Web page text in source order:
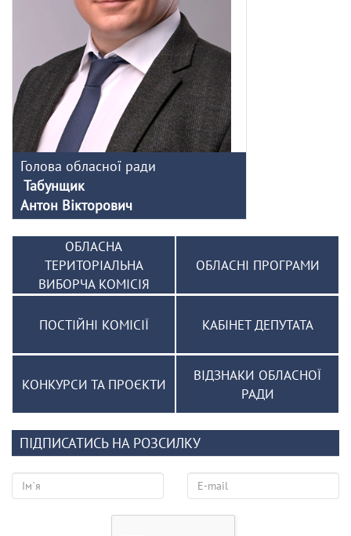
Голова обласної ради
Табунщик
Антон Вікторович
ОБЛАСНА
ТЕРИТОРІАЛЬНА
ВИБОРЧА КОМІСІЯ
ОБЛАСНІ ПРОГРАМИ
ПОСТІЙНІ КОМІСІЇ КАБІНЕТ ДЕПУТАТА
КОНКУРСИ ТА ПРОЄКТИ
ВІДЗНАКИ ОБЛАСНОЇ
РАДИ
ПІДПИСАТИСЬ НА РОЗСИЛКУ